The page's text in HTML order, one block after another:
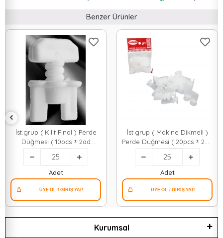
Benzer Ürünler
İst.grup ( Kilit Final ) Perde
Düğmesi ( 10pcs ± 2ad
)*25x40
Adet
İst.grup ( Makine Dikmeli )
Perde Düğmesi ( 20pcs ± 2ad
)*25x40
Adet
Kurumsal